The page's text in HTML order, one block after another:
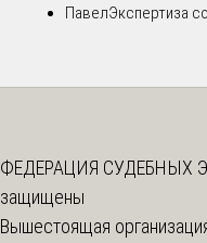
ПавелЭкспертиза
ФЕДЕРАЦИЯ СУДЕБНЫХ
защищены
Вышестоящая